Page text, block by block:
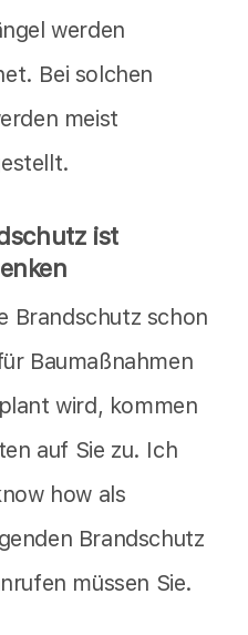
werden
Bei solchen
meist
ist
Brandschutz schon
Baumaßnahmen
wird, kommen
auf Sie zu. Ich
how als
Brandschutz
müssen Sie.